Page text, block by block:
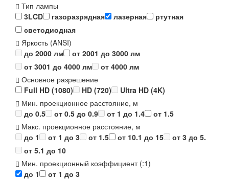
Тип лампы
3LCD
газоразрядная лазерная
ртутная
светодиодная
Яркость (ANSI)
до 2000 лм
от 2001 до 3000 лм
от 3001 до 4000 лм
от 4000 лм
Основное разрешение
Full HD (1080)
HD (720)
Ultra HD (4K)
Мин. проекционное расстояние, м
до 0.5
от 0.5 до 0.9 от 1 до 1.4
от 1.5
Макс. проекционное расстояние, м
до 1
от 1 до 3 от 1.5 от 10.1 до 15
от 3 до 5.
от 5.1 до 10
Мин. проекционный коэффициент (:1)
до 1
от 1 до 3